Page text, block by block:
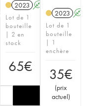
2023 A
Lot de 1
bouteille
| 2 en
stock
65€
2023 A
Lot de 1
bouteille
| 1
enchère
35€
(prix
actuel)